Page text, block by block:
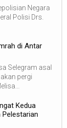
Negara
Polisi Drs.
di Antar
Selegram asal
pergi
Kedua
Pelestarian